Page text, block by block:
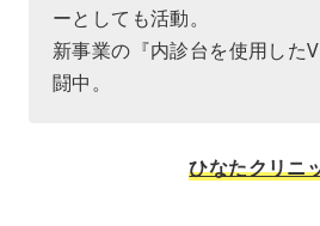
ーとしても活動。
新事業の『内診台を使用した
闘中。
ひなたクリニ